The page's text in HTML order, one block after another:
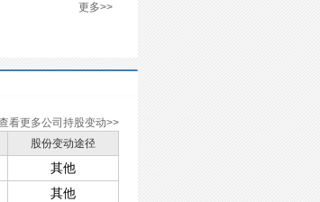
更多>>
看更多公司持股变动>>
股份变动途径
其他
其他